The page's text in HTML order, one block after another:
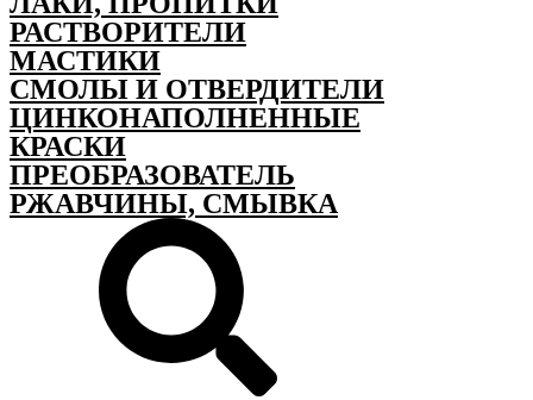
РАСТВОРИТЕЛИ
МАСТИКИ
СМОЛЫ И ОТВЕРДИТЕЛИ
ЦИНКОНАПОЛНЕННЫЕ
КРАСКИ
ПРЕОБРАЗОВАТЕЛЬ
РЖАВЧИНЫ, СМЫВКА